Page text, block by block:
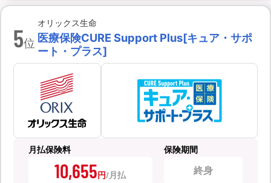
5位
オリックス生命
医療保険CURE Support Plus[キュア・サポ
ート・プラス]
月払保険料
10,655円
保険期間
終身